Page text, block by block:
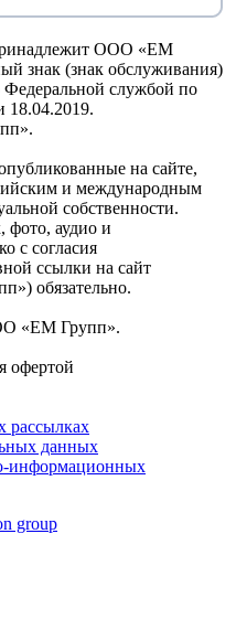
ООО «ЕМ
знак (знак обслуживания)
службой по
18.04.2019.
на сайте,
и международным
собственности.
фото, аудио и
с согласия
ссылки на сайт
обязательно.
«ЕМ Групп».
офертой
рассылках
данных
информационных
group